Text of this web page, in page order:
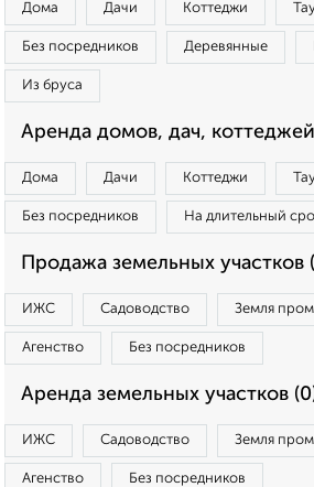
Дома Дачи Коттеджи
Без посредников Деревянные
Из бруса
Аренда домов, дач,
Дома Дачи Коттеджи
Без посредников На длительный
Продажа земельных участков
ИЖС Садоводство Земля
Агенство Без посредников
Аренда земельных участков
ИЖС Садоводство Земля
Агенство Без посредников